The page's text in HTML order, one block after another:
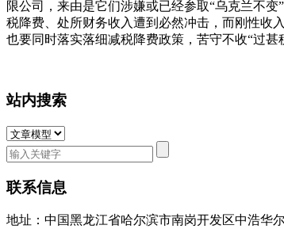
限公司，来由是它们涉嫌或已经参取“乌克兰不
税降费、处所财务收入遭到必然冲击，而刚性收
也要同时落实落细减税降费政策，苦守不收“过甚
站内搜索
联系信息
地址：中国黑龙江省哈尔滨市南岗开发区中浩华